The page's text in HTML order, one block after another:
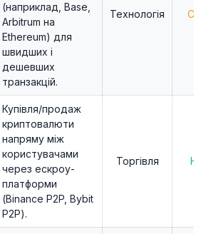
(наприклад, Base,
Arbitrum на
Ethereum) для
швидших і
дешевших
транзакцій.
Технологія
Купівля/продаж
криптовалюти
напряму між
користувачами
через ескроу-
платформи
(Binance P2P, Bybit
P2P).
Торгівля